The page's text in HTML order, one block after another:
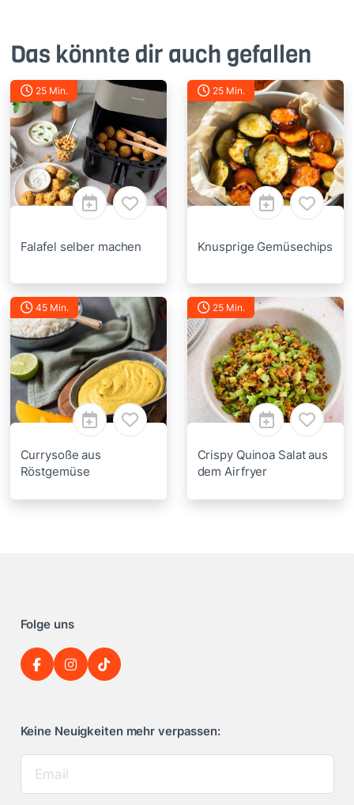
Das könnte dir auch gefallen
25 Min.
Falafel selber machen
25 Min.
Knusprige Gemüsechips
45 Min.
Currysoße aus
Röstgemüse
25 Min.
Crispy Quinoa Salat aus
dem Airfryer
Folge uns
Keine Neuigkeiten mehr verpassen: